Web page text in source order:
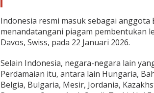
Indonesia resmi masuk sebagai
menandatangani piagam pembentukan
Davos, Swiss, pada 22 Januari 2026.
Selain Indonesia, negara-negara lain
Perdamaian itu, antara lain Hungaria,
Belgia, Bulgaria, Mesir, Jordania,